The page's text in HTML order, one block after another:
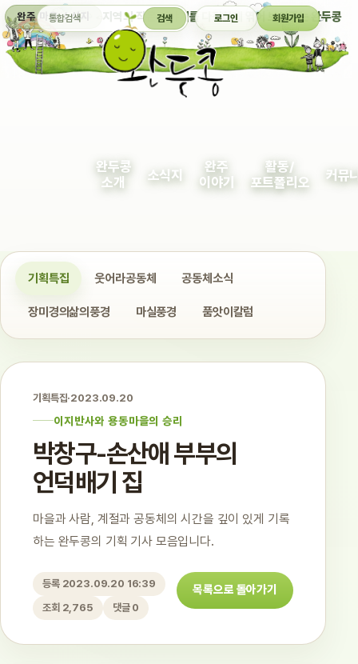
완주 마을 소식지 지역의 작은 이야기를 다정하게 엮어 보여주는 완두콩
통합검색 검색 로그인 회원가입
완두콩
소개
소식지
완주
이야기
활동/
포트폴리오
커뮤
기획특집 웃어라공동체 공동체소식
장미경의삶의풍경 마실풍경 품앗이칼럼
기획특집·2023.09.20
이지반사와 용동마을의 승리
박창구-손산애 부부의
언덕배기 집
마을과 사람, 계절과 공동체의 시간을 깊이 있게 기록
하는 완두콩의 기획 기사 모음입니다.
등록 2023.09.20 16:39
조회 2,765
댓글 0
목록으로 돌아가기